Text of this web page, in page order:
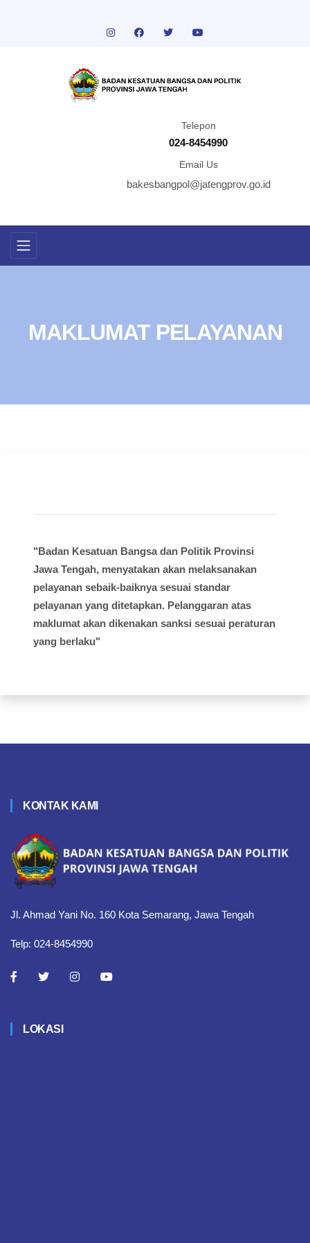
Telepon
024-8454990
Email Us
bakesbangpol@jatengprov.go.id
MAKLUMAT PELAYANAN
"Badan Kesatuan Bangsa dan Politik Provinsi
Jawa Tengah, menyatakan akan melaksanakan
pelayanan sebaik-baiknya sesuai standar
pelayanan yang ditetapkan. Pelanggaran atas
maklumat akan dikenakan sanksi sesuai peraturan
yang berlaku"
KONTAK KAMI
Jl. Ahmad Yani No. 160 Kota Semarang, Jawa Tengah
Telp: 024-8454990
LOKASI